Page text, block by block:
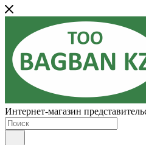
Интернет-магазин